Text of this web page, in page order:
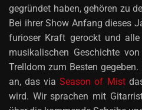
gegründet haben, gehören zu
Bei ihrer Show Anfang dieses
furioser Kraft gerockt und
musikalischen Geschichte
Trelldom zum Besten
an, das viaSeason of Mist
wird. Wir sprachen mit